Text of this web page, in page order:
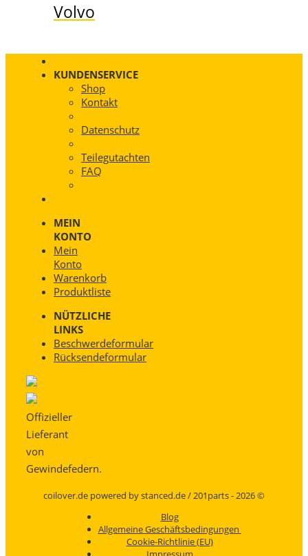
Volvo
KUNDENSERVICE
Shop
Kontakt
Datenschutz
Teilegutachten
FAQ
MEIN
KONTO
Mein
Konto
Warenkorb
Produktliste
NÜTZLICHE
LINKS
Beschwerdeformular
Rücksendeformular
Offizieller
Lieferant
von
Gewindefedern.
coilover.de powered by stanced.de / 201parts - 2026 ©
Blog
Allgemeine Geschäftsbedingungen
Cookie-Richtlinie (EU)